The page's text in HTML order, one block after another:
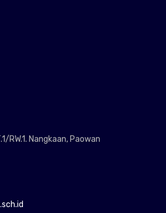
RW.1. Nangkaan, Paowan